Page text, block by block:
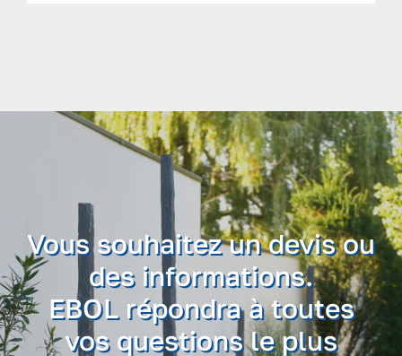
Vous souhaitez un devis ou
des informations.
EBOL répondra à toutes
vos questions le plus